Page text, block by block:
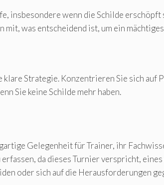
insbesondere wenn die Schilde erschöpft
was entscheidend ist, um ein
Strategie. Konzentrieren Sie sich auf
Sie keine Schilde mehr haben.
Gelegenheit für Trainer, ihr
da dieses Turnier verspricht,
oder sich auf die Herausforderungen